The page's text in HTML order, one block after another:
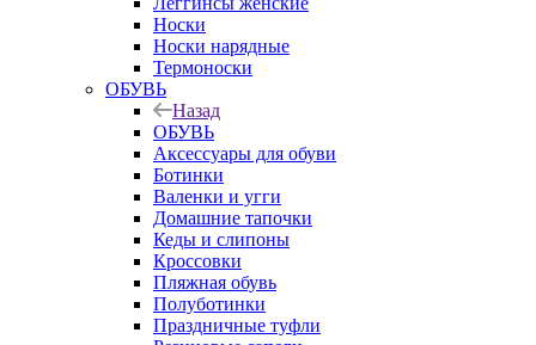
Носки
Носки нарядные
Термоноски
ОБУВЬ
Назад
ОБУВЬ
Аксессуары для обуви
Ботинки
Валенки и угги
Домашние тапочки
Кеды и слипоны
Кроссовки
Пляжная обувь
Полуботинки
Праздничные туфли